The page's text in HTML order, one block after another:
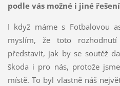
podle vás možné i jiné
I když máme s Fotbalovou
myslím, že toto
představit, jak by se soutěž
škoda i pro nás, protože
místě. To byl vlastně náš